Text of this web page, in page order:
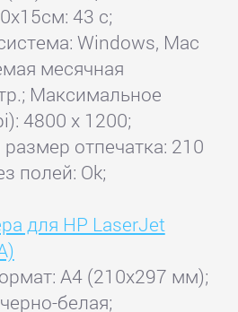
43 с;
Windows, Mac
месячная
Максимальное
4800 x 1200;
отпечатка: 210
полей: Ok;
для HP LaserJet
A4 (210x297 мм);
белая;